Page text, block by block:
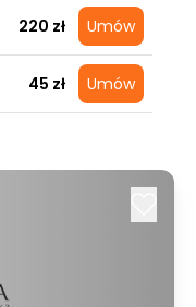
220 zł Umów
45 zł Umów